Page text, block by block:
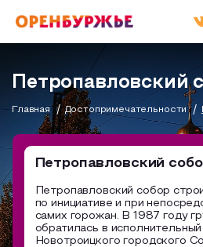
О РЕГИОНЕ
О регионе
Бузулук и Бузулукский район
Соль-Илецкий район
МОЙ МАРШРУТ
Маршруты от туроператоров
Промышленный туризм
ГДЕ ПОЕСТЬ
Русский(RU)
Петропавловский
Главная Достопримечательности
Петропавловский
Петропавловский собор
по инициативе и при
самих горожан. В 1987 году
обратилась в
Новотроицкого городского